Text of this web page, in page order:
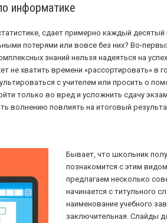
информатике
сдает примерно каждый
потерями или вовсе без них? Во-
знаний нельзя надеяться на
не хватить времени «рассортировать» в
с учителем или просить о
только во вред и усложнить сдачу
волнению повлиять на итоговый
Бывает, что школьник
познакомится с этим
предлагаем несколько
начинается с титульного
наименование учебного
заключительная. Слайды